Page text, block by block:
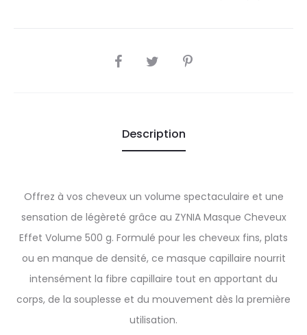
SHARE
Description
Offrez à vos cheveux un volume spectaculaire et une
sensation de légèreté grâce au ZYNIA Masque Cheveux
Effet Volume 500 g. Formulé pour les cheveux fins, plats
ou en manque de densité, ce masque capillaire nourrit
intensément la fibre capillaire tout en apportant du
corps, de la souplesse et du mouvement dès la première
utilisation.